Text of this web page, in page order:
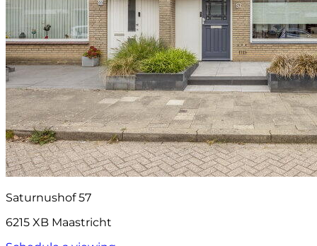
Saturnushof 57
6215 XB Maastricht